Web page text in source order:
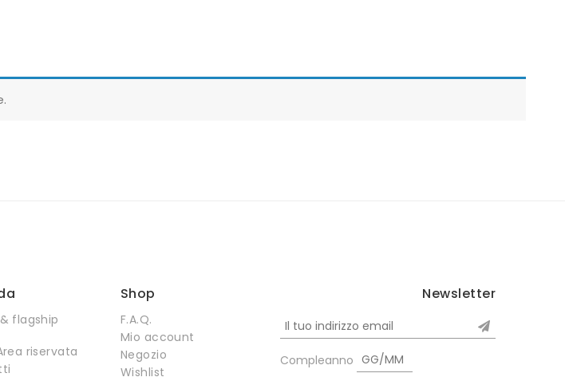
flagship
riservata
Shop
F.A.Q.
Mio account
Negozio
Wishlist
Newsletter
Compleanno